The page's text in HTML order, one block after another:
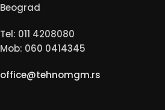
Beograd
Tel: 011 4208080
Mob: 060 0414345
office@tehnomgm.rs